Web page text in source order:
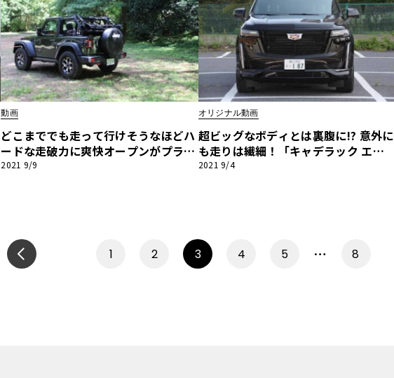
動画
どこまででも走って行けそうなほどハ
ードな走破力に爽快オープンがプラ
ス！「ジープ ラングラー ソフトトッ
2021 9/9
オリジナル動画
超ビッグなボディとは裏腹に!? 意外に
も走りは繊細！「キャデラック エス
カレード」【河口まなぶ動画試乗イン
2021 9/4
1 2 3 4 5 … 8